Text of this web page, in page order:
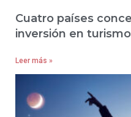
Cuatro países
inversión en
Leer más »